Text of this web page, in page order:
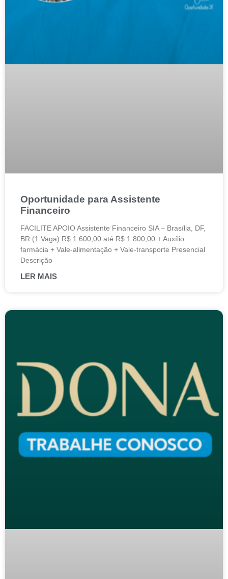
Oportunidade para Assistente
Financeiro
FACILITE APOIO Assistente Financeiro SIA – Brasília, DF,
BR (1 Vaga) R$ 1.600,00 até R$ 1.800,00 + Auxílio
farmácia + Vale-alimentação + Vale-transporte Presencial
Descrição
LER MAIS